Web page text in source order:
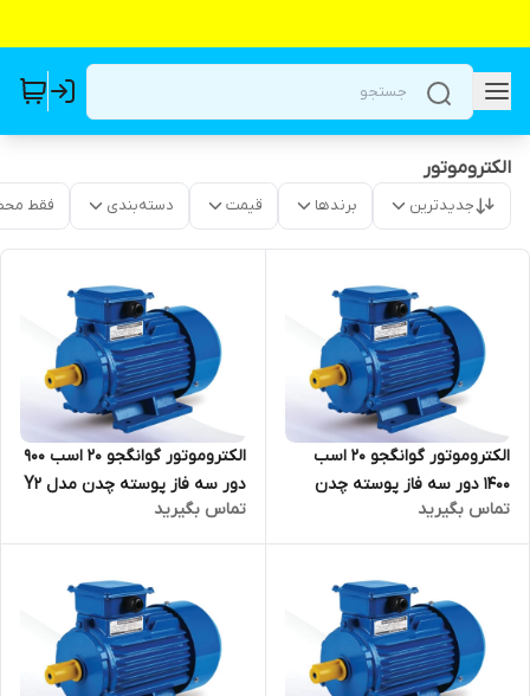
الکتروموتور
جدیدترین برندها قیمت دسته‌بندی فقط
الکتروموتور گوانگجو 20 اسب
1400 دور سه فاز پوسته چدن
مدل Y2 ترمینال بالا
تماس بگیرید
الکتروموتور گوانگجو 20 اسب 900
دور سه فاز پوسته چدن مدل Y2
ترمینال بالا
تماس بگیرید